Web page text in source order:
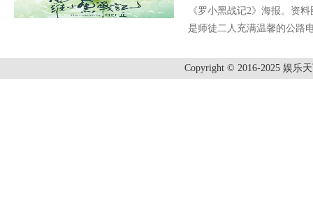
《罗小黑战记2》海报。
是师徒二人充满温馨的公路
Copyright © 2016-2025 娱乐